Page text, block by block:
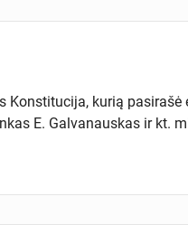
Konstitucija, kurią
E. Galvanauskas ir kt.